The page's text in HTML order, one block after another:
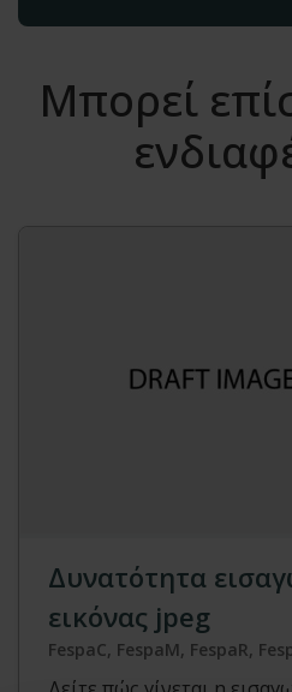
Μπορεί
Δυνατότητα
εικόνας jpeg
FespaC, FespaM, FespaR,